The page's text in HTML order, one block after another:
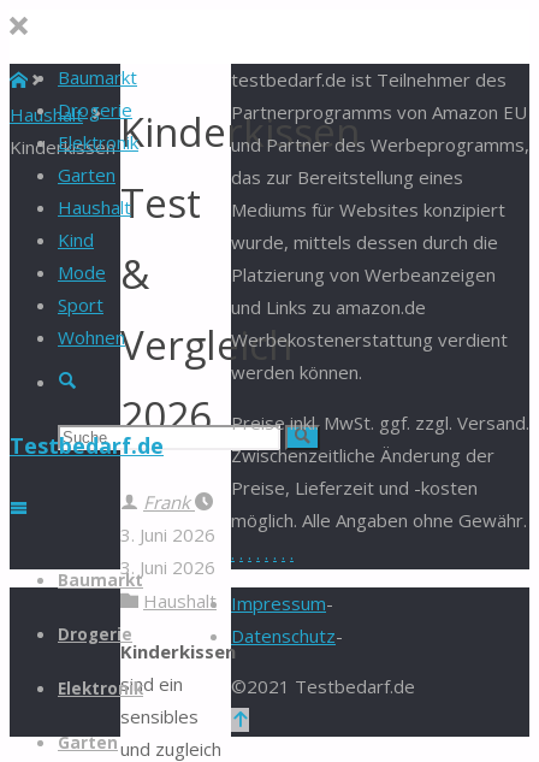
Baumarkt
Drogerie
Elektronik
Garten
Haushalt
Kind
Mode
Sport
Wohnen
Suche
Suchen Suche
Testbedarf.de
Zum
springen
Baumarkt
Drogerie
Elektronik
Garten
Start
Haushalt
Kinderkissen Kinderkissen
Test
&
Vergleich
2026
Frank
3. Juni 2026
3. Juni 2026
Haushalt
Kinderkissen
sind ein
sensibles
und zugleich
testbedarf.de ist Teilnehmer des
Partnerprogramms von Amazon EU
und Partner des Werbeprogramms,
das zur Bereitstellung eines
Mediums für Websites konzipiert
wurde, mittels dessen durch die
Platzierung von Werbeanzeigen
und Links zu amazon.de
Werbekostenerstattung verdient
werden können.
Preise inkl. MwSt. ggf. zzgl. Versand.
Zwischenzeitliche Änderung der
Preise, Lieferzeit und -kosten
möglich. Alle Angaben ohne Gewähr.
. . . . . . . .
Impressum-
Datenschutz-
©2021 Testbedarf.de
Zurück